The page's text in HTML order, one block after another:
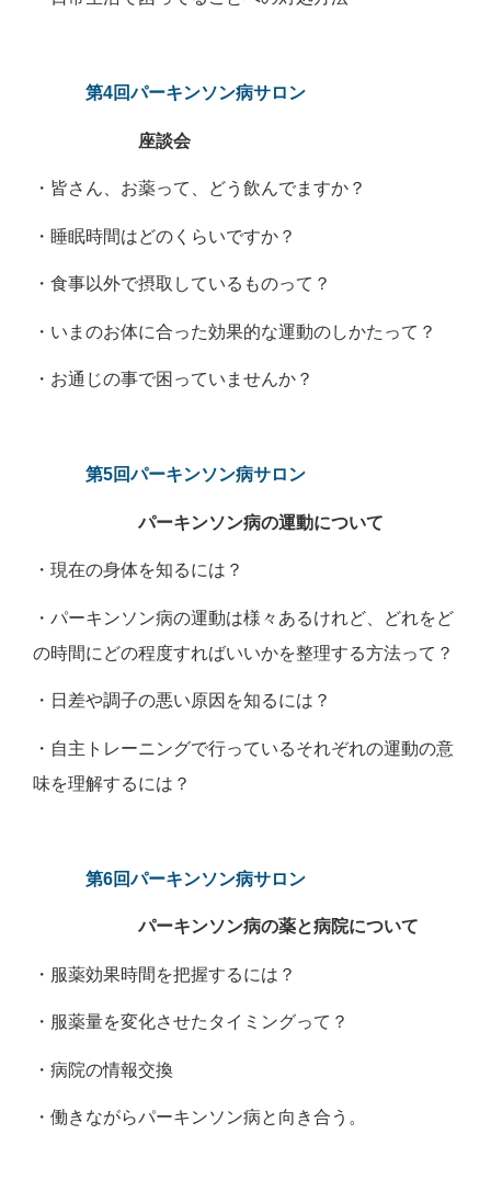
第4回パーキンソン病サロン
座談会
・皆さん、お薬って、どう飲んでますか？
・睡眠時間はどのくらいですか？
・食事以外で摂取しているものって？
・いまのお体に合った効果的な運動のしかたって？
・お通じの事で困っていませんか？
第5回パーキンソン病サロン
パーキンソン病の運動について
・現在の身体を知るには？
・パーキンソン病の運動は様々あるけれど、どれをど
の時間にどの程度すればいいかを整理する方法って？
・日差や調子の悪い原因を知るには？
・自主トレーニングで行っているそれぞれの運動の意
味を理解するには？
第6回パーキンソン病サロン
パーキンソン病の薬と病院について
・服薬効果時間を把握するには？
・服薬量を変化させたタイミングって？
・病院の情報交換
・働きながらパーキンソン病と向き合う。